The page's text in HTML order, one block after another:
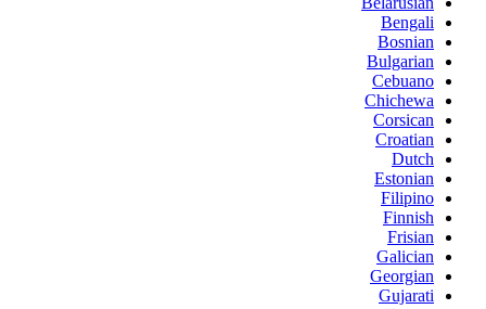
Bengali
Bosnian
Bulgarian
Cebuano
Chichewa
Corsican
Croatian
Dutch
Estonian
Filipino
Finnish
Frisian
Galician
Georgian
Gujarati